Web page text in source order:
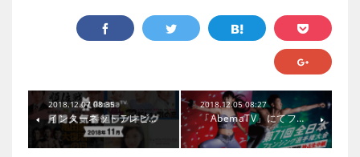
2018.12.07 08:35
インターネットテレビ…
2018.12.05 08:27
「AbemaTV」にてフ…